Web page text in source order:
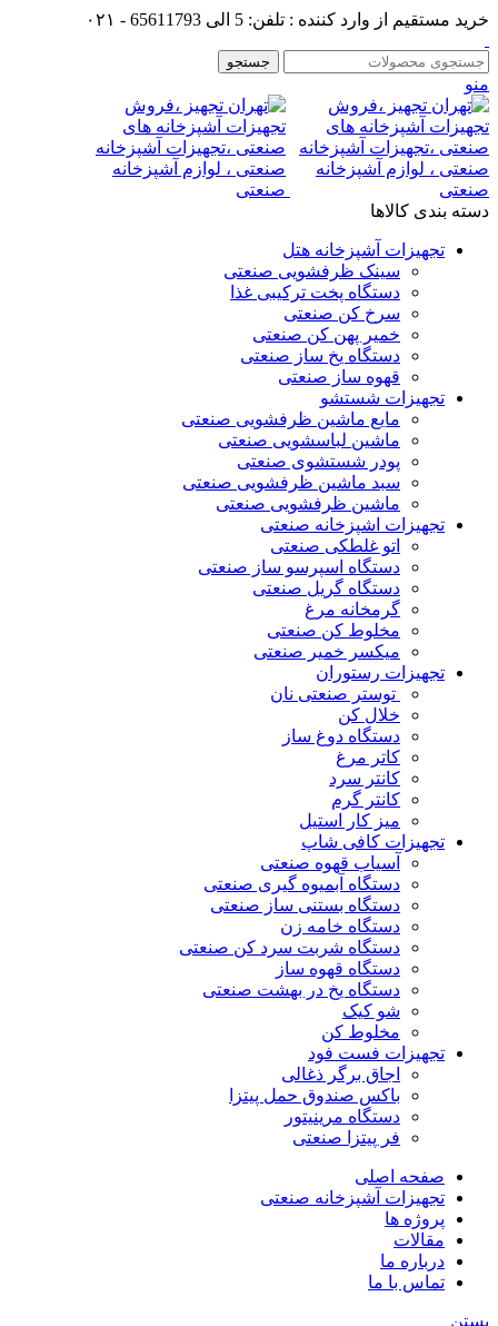
خرید مستقیم از وارد کننده : تلفن: 5 الی 65611793 - ۰۲۱
جستجو
منو
دسته بندی کالاها
تجهیزات آشپزخانه هتل
سینک ظرفشویی صنعتی
دستگاه پخت ترکیبی غذا
سرخ کن صنعتی
خمیر پهن کن صنعتی
دستگاه یخ ساز صنعتی
قهوه ساز صنعتی
تجهیزات شستشو
مایع ماشین ظرفشویی صنعتی
ماشین لباسشویی صنعتی
پودر شستشوی صنعتی
سبد ماشین ظرفشویی صنعتی
ماشین ظرفشویی صنعتی
تجهیزات اشپزخانه صنعتی
اتو غلطکی صنعتی
دستگاه اسپرسو ساز صنعتی
دستگاه گریل صنعتی
گرمخانه مرغ
مخلوط کن صنعتی
میکسر خمیر صنعتی
تجهیزات رستوران
توستر صنعتی نان
خلال کن
دستگاه دوغ ساز
کاتر مرغ
کانتر سرد
کانتر گرم
میز کار استیل
تجهیزات کافی شاپ
آسیاب قهوه صنعتی
دستگاه آبمیوه گیری صنعتی
دستگاه بستنی ساز صنعتی
دستگاه خامه زن
دستگاه شربت سرد کن صنعتی
دستگاه قهوه ساز
دستگاه یخ در بهشت صنعتی
شو کیک
مخلوط کن
تجهیزات فست فود
اجاق برگر ذغالی
باکس صندوق حمل پیتزا
دستگاه مرینیتور
فر پیتزا صنعتی
صفحه اصلی
تجهیزات آشپزخانه صنعتی
پروژه ها
مقالات
درباره ما
تماس با ما
بستن